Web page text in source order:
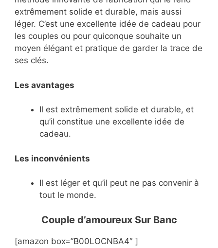
extrêmement solide et durable, mais aussi
léger. C’est une excellente idée de cadeau pour
les couples ou pour quiconque souhaite un
moyen élégant et pratique de garder la trace de
ses clés.
Les avantages
Il est extrêmement solide et durable, et
qu’il constitue une excellente idée de
cadeau.
Les inconvénients
Il est léger et qu’il peut ne pas convenir à
tout le monde.
Couple d’amoureux Sur Banc
[amazon box=”B00LOCNBA4″ ]